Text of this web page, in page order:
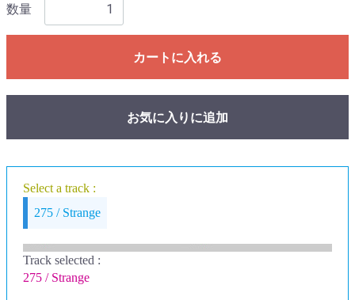
数量
カートに入れる
お気に入りに追加
Select a track :
275 / Strange
Track selected :
275 / Strange